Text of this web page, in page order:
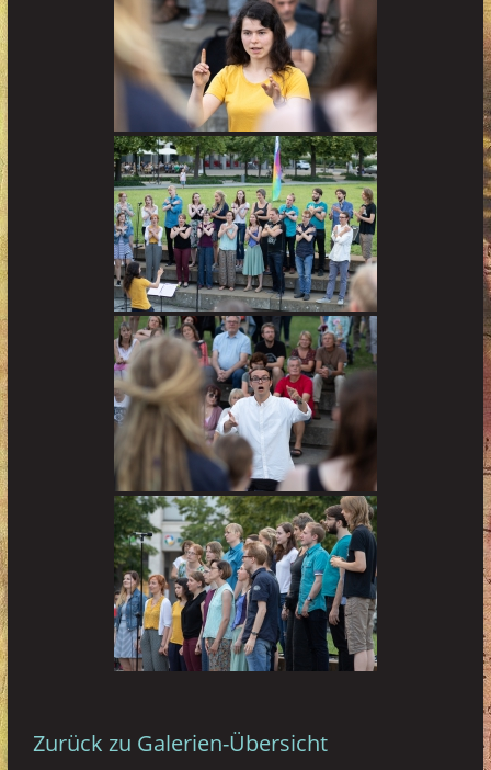
Zurück zu Galerien-Übersicht